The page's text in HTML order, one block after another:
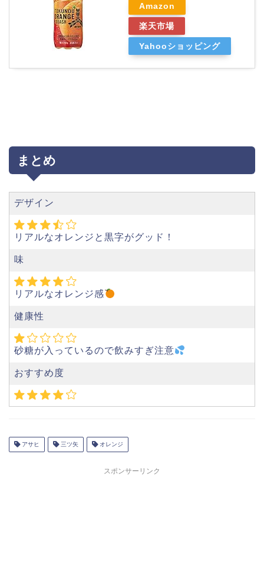
Amazon
楽天市場
Yahooショッピング
まとめ
デザイン
リアルなオレンジと黒字がグッド！
味
リアルなオレンジ感
健康性
砂糖が入っているので飲みすぎ注意
おすすめ度
アサヒ 三ツ矢 オレンジ
スポンサーリンク